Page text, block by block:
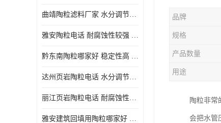
曲靖陶粒滤料厂家 水分调节性好 长期使用寿命较长
雅安陶粒电话 耐腐蚀性较强 长期使用寿命较长
黔东南陶粒哪家好 稳定性高 长期使用寿命较长
达州页岩陶粒电话 水分调节性好 密度低 重量轻
丽江页岩陶粒电话 耐腐蚀性较强 便于搬运和使用
雅安建筑回填用陶粒哪家好 孔隙率高 比重轻 密度较小
品牌
规格
产品数量
用途
陶粒非常
会把水管